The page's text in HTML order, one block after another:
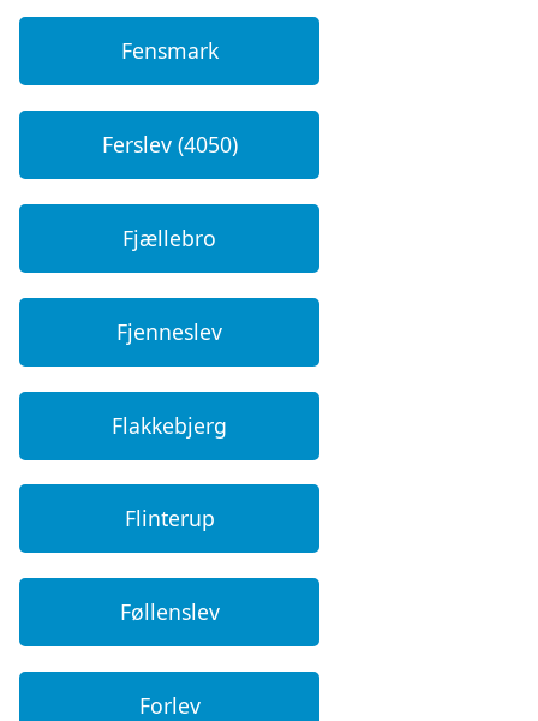
Fensmark
Ferslev (4050)
Fjællebro
Fjenneslev
Flakkebjerg
Flinterup
Føllenslev
Forlev